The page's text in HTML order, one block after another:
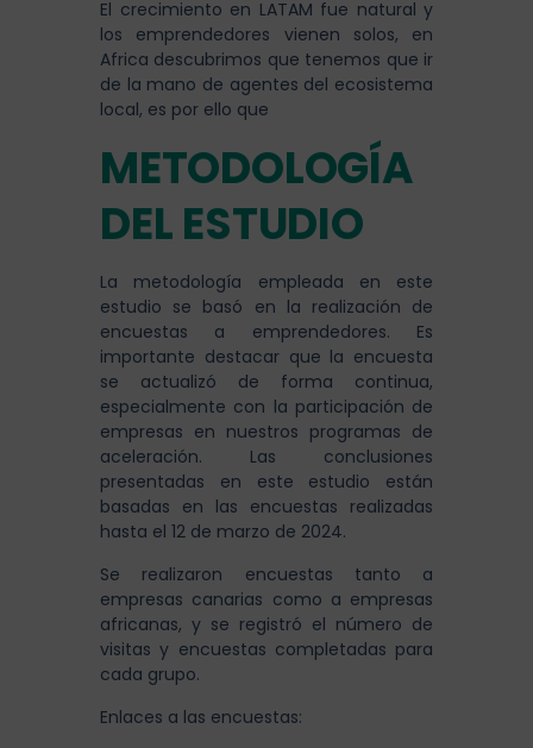
El crecimiento en LATAM fue natural y
los emprendedores vienen solos, en
Africa descubrimos que tenemos que ir
de la mano de agentes del ecosistema
local, es por ello que
METODOLOGÍA
DEL ESTUDIO
La metodología empleada en este
estudio se basó en la realización de
encuestas a emprendedores. Es
importante destacar que la encuesta
se actualizó de forma continua,
especialmente con la participación de
empresas en nuestros programas de
aceleración. Las conclusiones
presentadas en este estudio están
basadas en las encuestas realizadas
hasta el 12 de marzo de 2024.
Se realizaron encuestas tanto a
empresas canarias como a empresas
africanas, y se registró el número de
visitas y encuestas completadas para
cada grupo.
Enlaces a las encuestas: